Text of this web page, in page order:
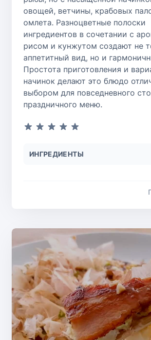
овощей, ветчины, крабовых
омлета. Разноцветные полоски
ингредиентов в сочетании с
рисом и кунжутом создают не
аппетитный вид, но и
Простота приготовления и
начинок делают это блюдо
выбором для повседневного
праздничного меню.
ИНГРЕДИЕНТЫ